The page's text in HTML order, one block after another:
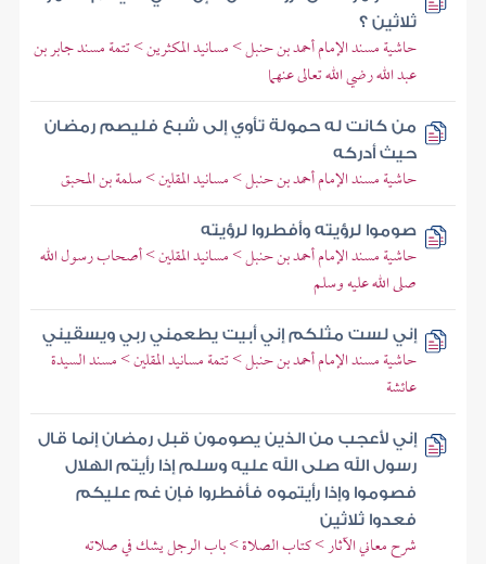
ثلاثين ؟
حاشية مسند الإمام أحمد بن حنبل > مسانيد المكثرين > تتمة مسند جابر بن
عبد الله رضي الله تعالى عنهما
من كانت له حمولة تأوي إلى شبع فليصم رمضان
حيث أدركه
حاشية مسند الإمام أحمد بن حنبل > مسانيد المقلين > سلمة بن المحبق
صوموا لرؤيته وأفطروا لرؤيته
حاشية مسند الإمام أحمد بن حنبل > مسانيد المقلين > أصحاب رسول الله
صلى الله عليه وسلم
إني لست مثلكم إني أبيت يطعمني ربي ويسقيني
حاشية مسند الإمام أحمد بن حنبل > تتمة مسانيد المقلين > مسند السيدة
عائشة
إني لأعجب من الذين يصومون قبل رمضان إنما قال
رسول الله صلى الله عليه وسلم إذا رأيتم الهلال
فصوموا وإذا رأيتموه فأفطروا فإن غم عليكم
فعدوا ثلاثين
شرح معاني الآثار > كتاب الصلاة > باب الرجل يشك في صلاته